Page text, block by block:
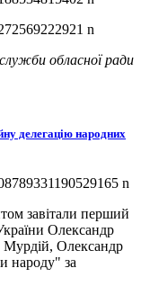
обласної ради
делегацію народних
завітали перший
Олександр
Мурдій, Олександр
народу" за